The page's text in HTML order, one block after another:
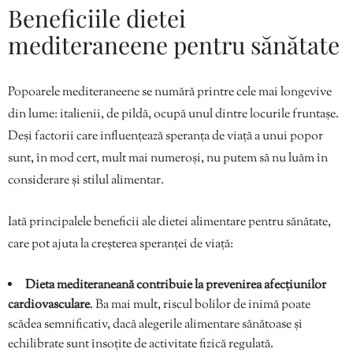
Beneficiile dietei
mediteraneene pentru sănătate
Popoarele mediteraneene se numără printre cele mai longevive
din lume: italienii, de pildă, ocupă unul dintre locurile fruntașe.
Deși factorii care influențează speranța de viață a unui popor
sunt, în mod cert, mult mai numeroși, nu putem să nu luăm în
considerare și stilul alimentar.
Iată principalele beneficii ale dietei alimentare pentru sănătate,
care pot ajuta la creșterea speranței de viață:
Dieta mediteraneană contribuie la prevenirea afecțiunilor
cardiovasculare. Ba mai mult, riscul bolilor de inimă poate
scădea semnificativ, dacă alegerile alimentare sănătoase și
echilibrate sunt însoțite de activitate fizică regulată.